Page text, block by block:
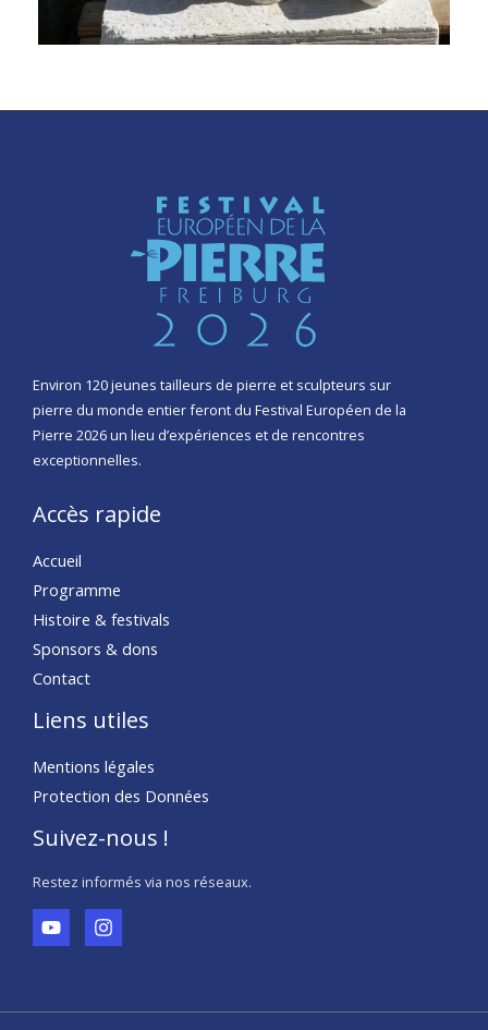
Environ 120 jeunes tailleurs de pierre et sculpteurs sur
pierre du monde entier feront du Festival Européen de la
Pierre 2026 un lieu d’expériences et de rencontres
exceptionnelles.
Accès rapide
Accueil
Programme
Histoire & festivals
Sponsors & dons
Contact
Liens utiles
Mentions légales
Protection des Données
Suivez-nous !
Restez informés via nos réseaux.